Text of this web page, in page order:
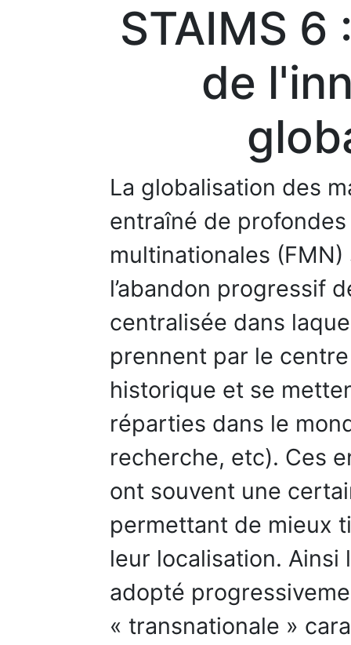
STAIMS
de
La globalisation des
entraîné de
multinationales
l’abandon progressif
centralisée dans
prennent par le
historique et se
réparties dans le
recherche, etc). Ces
ont souvent une
permettant de mieux
leur localisation.
adopté
« transnationale »